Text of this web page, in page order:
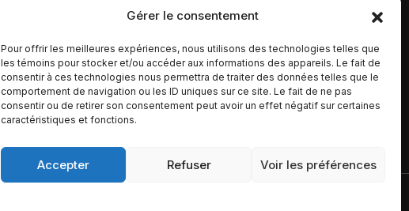
Gérer le consentement
Pour offrir les meilleures expériences, nous utilisons des technologies telles que
les témoins pour stocker et/ou accéder aux informations des appareils. Le fait de
consentir à ces technologies nous permettra de traiter des données telles que le
comportement de navigation ou les ID uniques sur ce site. Le fait de ne pas
consentir ou de retirer son consentement peut avoir un effet négatif sur certaines
caractéristiques et fonctions.
Accepter Refuser Voir les préférences